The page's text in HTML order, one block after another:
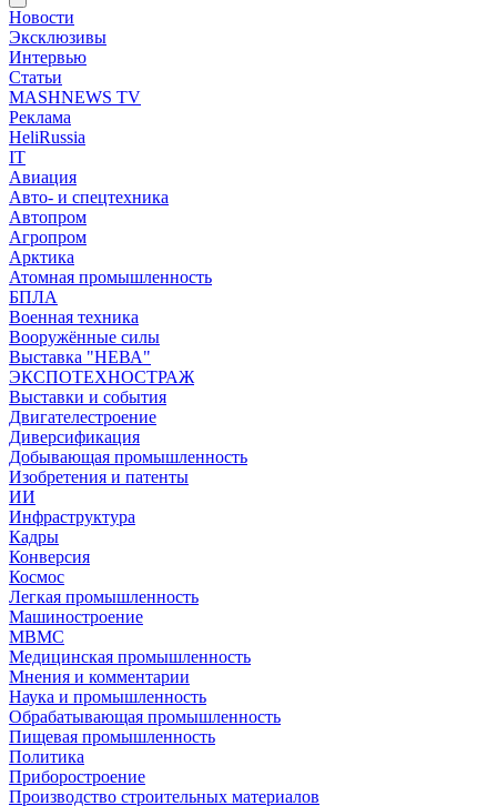
Новости
Эксклюзивы
Интервью
Статьи
MASHNEWS TV
Реклама
HeliRussia
IT
Авиация
Авто- и спецтехника
Автопром
Агропром
Арктика
Атомная промышленность
БПЛА
Военная техника
Вооружённые силы
Выставка "НЕВА"
ЭКСПОТЕХНОСТРАЖ
Выставки и события
Двигателестроение
Диверсификация
Добывающая промышленность
Изобретения и патенты
ИИ
Инфраструктура
Кадры
Конверсия
Космос
Легкая промышленность
Машиностроение
МВМС
Медицинская промышленность
Мнения и комментарии
Наука и промышленность
Обрабатывающая промышленность
Пищевая промышленность
Политика
Приборостроение
Производство строительных материалов